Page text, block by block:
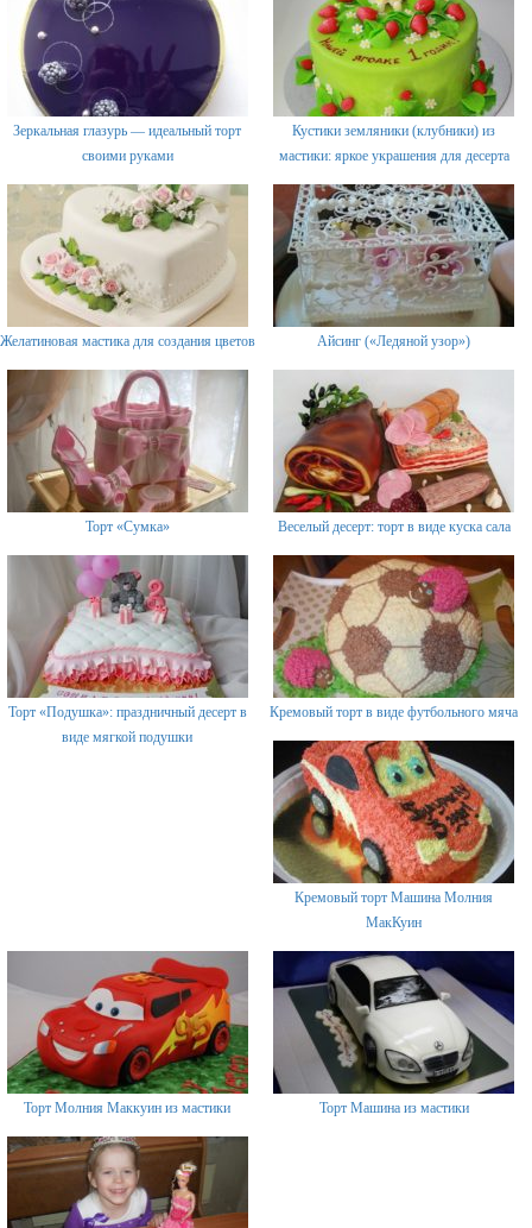
Зеркальная глазурь — идеальный торт
своими руками
Кустики земляники (клубники) из
мастики: яркое украшения для десерта
Желатиновая мастика для создания цветов Айсинг («Ледяной узор»)
Торт «Сумка» Веселый десерт: торт в виде куска сала
Торт «Подушка»: праздничный десерт в
виде мягкой подушки
Кремовый торт в виде футбольного мяча
Кремовый торт Машина Молния
МакКуин
Торт Молния Маккуин из мастики Торт Машина из мастики